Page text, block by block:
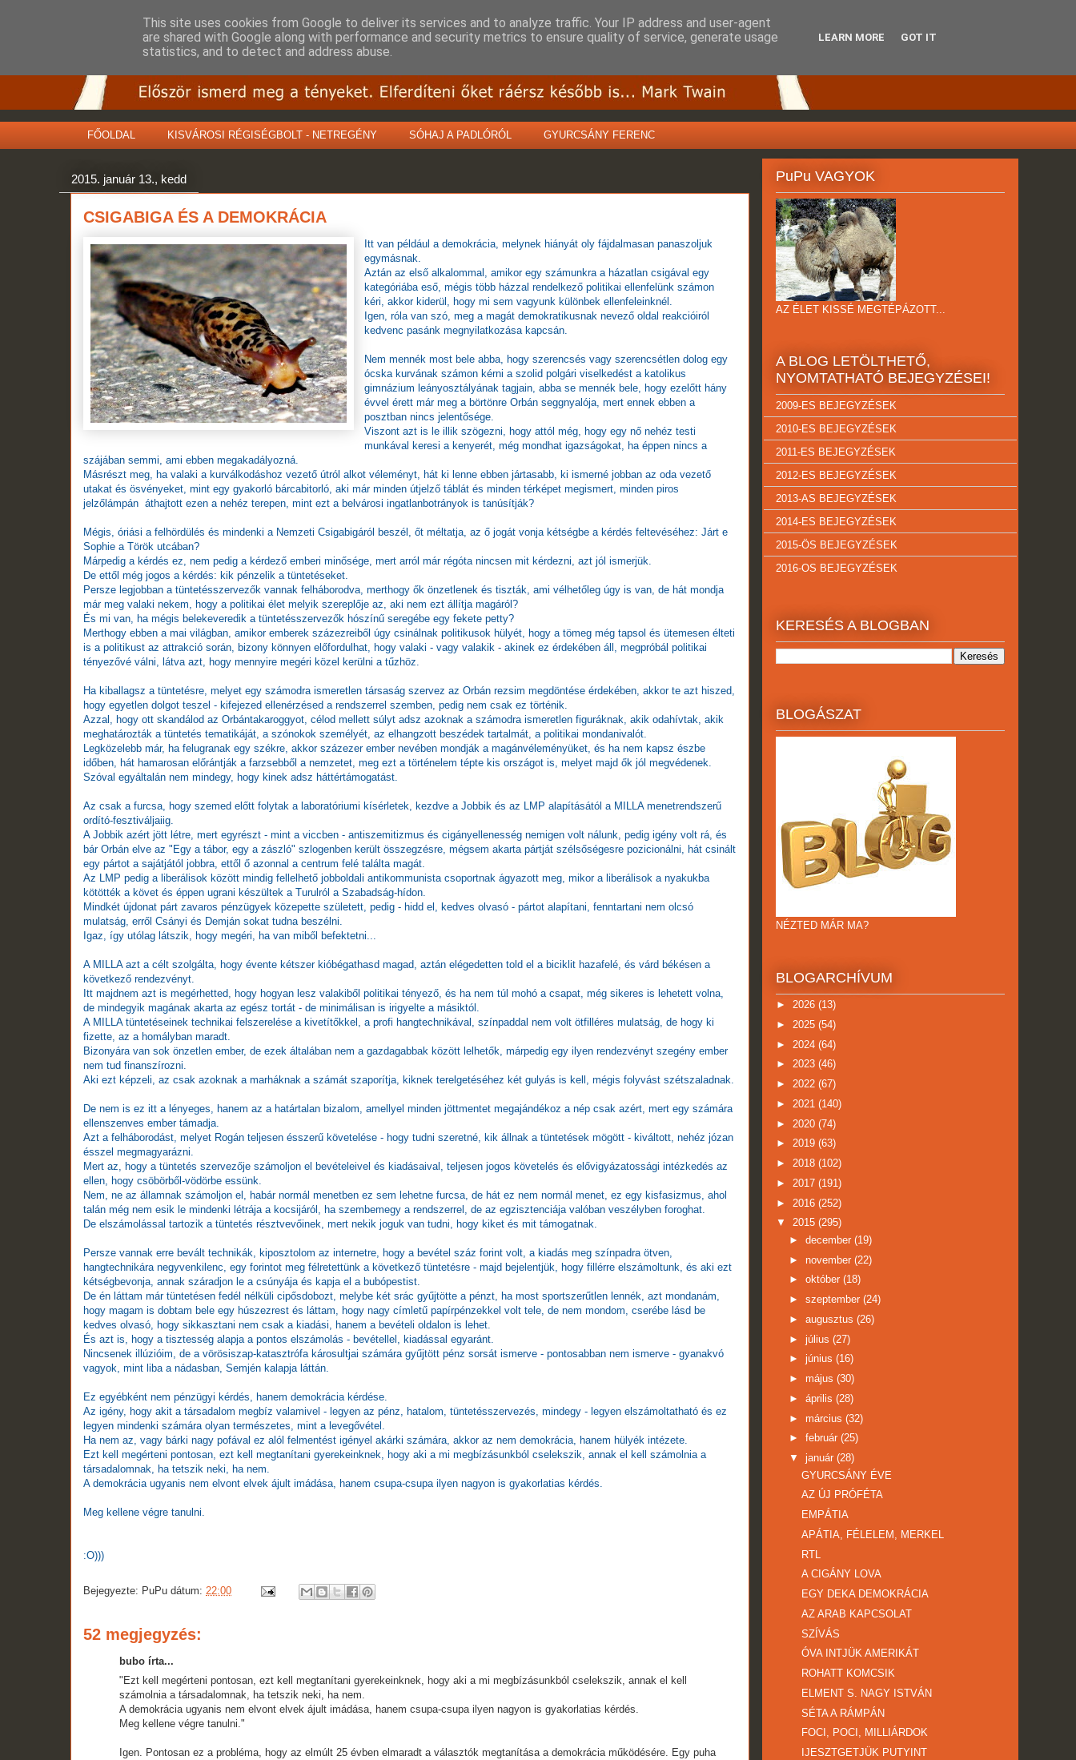
FŐOLDAL KISVÁROSI RÉGISÉGBOLT - NETREGÉNY SÓHAJ A PADLÓRÓL GYURCSÁNY FERENC
2015. január 13., kedd
CSIGABIGA ÉS A DEMOKRÁCIA
Itt van például a demokrácia, melynek hiányát oly fájdalmasan panaszoljuk
egymásnak.
Aztán az első alkalommal, amikor egy számunkra a házatlan csigával egy
kategóriába eső, mégis több házzal rendelkező politikai ellenfelünk számon
kéri, akkor kiderül, hogy mi sem vagyunk különbek ellenfeleinknél.
Igen, róla van szó, meg a magát demokratikusnak nevező oldal reakcióiról
kedvenc pasánk megnyilatkozása kapcsán.
Nem mennék most bele abba, hogy szerencsés vagy szerencsétlen dolog egy
ócska kurvának számon kérni a szolid polgári viselkedést a katolikus
gimnázium leányosztályának tagjain, abba se mennék bele, hogy ezelőtt hány
évvel érett már meg a börtönre Orbán seggnyalója, mert ennek ebben a
posztban nincs jelentősége.
Viszont azt is le illik szögezni, hogy attól még, hogy egy nő nehéz testi
munkával keresi a kenyerét, még mondhat igazságokat, ha éppen nincs a
szájában semmi, ami ebben megakadályozná.
Másrészt meg, ha valaki a kurválkodáshoz vezető útról alkot véleményt, hát ki lenne ebben jártasabb, ki ismerné jobban az oda vezető
utakat és ösvényeket, mint egy gyakorló bárcabitorló, aki már minden útjelző táblát és minden térképet megismert, minden piros
jelzőlámpán áthajtott ezen a nehéz terepen, mint ezt a belvárosi ingatlanbotrányok is tanúsítják?
Mégis, óriási a felhördülés és mindenki a Nemzeti Csigabigáról beszél, őt méltatja, az ő jogát vonja kétségbe a kérdés feltevéséhez: Járt e
Sophie a Török utcában?
Márpedig a kérdés ez, nem pedig a kérdező emberi minősége, mert arról már régóta nincsen mit kérdezni, azt jól ismerjük.
De ettől még jogos a kérdés: kik pénzelik a tüntetéseket.
Persze legjobban a tüntetésszervezők vannak felháborodva, merthogy ők önzetlenek és tiszták, ami vélhetőleg úgy is van, de hát mondja
már meg valaki nekem, hogy a politikai élet melyik szereplője az, aki nem ezt állítja magáról?
És mi van, ha mégis belekeveredik a tüntetésszervezők hószínű seregébe egy fekete petty?
Merthogy ebben a mai világban, amikor emberek százezreiből úgy csinálnak politikusok hülyét, hogy a tömeg még tapsol és ütemesen élteti
is a politikust az attrakció során, bizony könnyen előfordulhat, hogy valaki - vagy valakik - akinek ez érdekében áll, megpróbál politikai
tényezővé válni, látva azt, hogy mennyire megéri közel kerülni a tűzhöz.
Ha kiballagsz a tüntetésre, melyet egy számodra ismeretlen társaság szervez az Orbán rezsim megdöntése érdekében, akkor te azt hiszed,
hogy egyetlen dolgot teszel - kifejezed ellenérzésed a rendszerrel szemben, pedig nem csak ez történik.
Azzal, hogy ott skandálod az Orbántakaroggyot, célod mellett súlyt adsz azoknak a számodra ismeretlen figuráknak, akik odahívtak, akik
meghatározták a tüntetés tematikáját, a szónokok személyét, az elhangzott beszédek tartalmát, a politikai mondanivalót.
Legközelebb már, ha felugranak egy székre, akkor százezer ember nevében mondják a magánvéleményüket, és ha nem kapsz észbe
időben, hát hamarosan előrántják a farzsebből a nemzetet, meg ezt a történelem tépte kis országot is, melyet majd ők jól megvédenek.
Szóval egyáltalán nem mindegy, hogy kinek adsz háttértámogatást.
Az csak a furcsa, hogy szemed előtt folytak a laboratóriumi kísérletek, kezdve a Jobbik és az LMP alapításától a MILLA menetrendszerű
ordító-fesztiváljaiig.
A Jobbik azért jött létre, mert egyrészt - mint a viccben - antiszemitizmus és cigányellenesség nemigen volt nálunk, pedig igény volt rá, és
bár Orbán elve az "Egy a tábor, egy a zászló" szlogenben került összegzésre, mégsem akarta pártját szélsőségesre pozicionálni, hát csinált
egy pártot a sajátjától jobbra, ettől ő azonnal a centrum felé találta magát.
Az LMP pedig a liberálisok között mindig fellelhető jobboldali antikommunista csoportnak ágyazott meg, mikor a liberálisok a nyakukba
kötötték a követ és éppen ugrani készültek a Turulról a Szabadság-hídon.
Mindkét újdonat párt zavaros pénzügyek közepette született, pedig - hidd el, kedves olvasó - pártot alapítani, fenntartani nem olcsó
mulatság, erről Csányi és Demján sokat tudna beszélni.
Igaz, így utólag látszik, hogy megéri, ha van miből befektetni...
A MILLA azt a célt szolgálta, hogy évente kétszer kióbégathasd magad, aztán elégedetten told el a biciklit hazafelé, és várd békésen a
következő rendezvényt.
Itt majdnem azt is megérhetted, hogy hogyan lesz valakiből politikai tényező, és ha nem túl mohó a csapat, még sikeres is lehetett volna,
de mindegyik magának akarta az egész tortát - de minimálisan is irigyelte a másiktól.
A MILLA tüntetéseinek technikai felszerelése a kivetítőkkel, a profi hangtechnikával, színpaddal nem volt ötfilléres mulatság, de hogy ki
fizette, az a homályban maradt.
Bizonyára van sok önzetlen ember, de ezek általában nem a gazdagabbak között lelhetők, márpedig egy ilyen rendezvényt szegény ember
nem tud finanszírozni.
Aki ezt képzeli, az csak azoknak a marháknak a számát szaporítja, kiknek terelgetéséhez két gulyás is kell, mégis folyvást szétszaladnak.
De nem is ez itt a lényeges, hanem az a határtalan bizalom, amellyel minden jöttmentet megajándékoz a nép csak azért, mert egy számára
ellenszenves ember támadja.
Azt a felháborodást, melyet Rogán teljesen ésszerű követelése - hogy tudni szeretné, kik állnak a tüntetések mögött - kiváltott, nehéz józan
ésszel megmagyarázni.
Mert az, hogy a tüntetés szervezője számoljon el bevételeivel és kiadásaival, teljesen jogos követelés és elővigyázatossági intézkedés az
ellen, hogy csöbörből-vödörbe essünk.
Nem, ne az államnak számoljon el, habár normál menetben ez sem lehetne furcsa, de hát ez nem normál menet, ez egy kisfasizmus, ahol
talán még nem esik le mindenki létrája a kocsijáról, ha szembemegy a rendszerrel, de az egzisztenciája valóban veszélyben foroghat.
De elszámolással tartozik a tüntetés résztvevőinek, mert nekik joguk van tudni, hogy kiket és mit támogatnak.
Persze vannak erre bevált technikák, kiposztolom az internetre, hogy a bevétel száz forint volt, a kiadás meg színpadra ötven,
hangtechnikára negyvenkilenc, egy forintot meg félretettünk a következő tüntetésre - majd bejelentjük, hogy fillérre elszámoltunk, és aki ezt
kétségbevonja, annak száradjon le a csúnyája és kapja el a bubópestist.
De én láttam már tüntetésen fedél nélküli cipősdobozt, melybe két srác gyűjtötte a pénzt, ha most sportszerűtlen lennék, azt mondanám,
hogy magam is dobtam bele egy húszezrest és láttam, hogy nagy címletű papírpénzekkel volt tele, de nem mondom, cserébe lásd be
kedves olvasó, hogy sikkasztani nem csak a kiadási, hanem a bevételi oldalon is lehet.
És azt is, hogy a tisztesség alapja a pontos elszámolás - bevétellel, kiadással egyaránt.
Nincsenek illúzióim, de a vörösiszap-katasztrófa károsultjai számára gyűjtött pénz sorsát ismerve - pontosabban nem ismerve - gyanakvó
vagyok, mint liba a nádasban, Semjén kalapja láttán.
Ez egyébként nem pénzügyi kérdés, hanem demokrácia kérdése.
Az igény, hogy akit a társadalom megbíz valamivel - legyen az pénz, hatalom, tüntetésszervezés, mindegy - legyen elszámoltatható és ez
legyen mindenki számára olyan természetes, mint a levegővétel.
Ha nem az, vagy bárki nagy pofával ez alól felmentést igényel akárki számára, akkor az nem demokrácia, hanem hülyék intézete.
Ezt kell megérteni pontosan, ezt kell megtanítani gyerekeinknek, hogy aki a mi megbízásunkból cselekszik, annak el kell számolnia a
társadalomnak, ha tetszik neki, ha nem.
A demokrácia ugyanis nem elvont elvek ájult imádása, hanem csupa-csupa ilyen nagyon is gyakorlatias kérdés.
Meg kellene végre tanulni.
:O)))
Bejegyezte: PuPu dátum: 22:00
52 megjegyzés:
bubo írta...
"Ezt kell megérteni pontosan, ezt kell megtanítani gyerekeinknek, hogy aki a mi megbízásunkból cselekszik, annak el kell
számolnia a társadalomnak, ha tetszik neki, ha nem.
A demokrácia ugyanis nem elvont elvek ájult imádása, hanem csupa-csupa ilyen nagyon is gyakorlatias kérdés.
Meg kellene végre tanulni."
Igen. Pontosan ez a probléma, hogy az elmúlt 25 évben elmaradt a választók megtanítása a demokrácia működésére. Egy puha
PuPu VAGYOK
AZ ÉLET KISSÉ MEGTÉPÁZOTT...
A BLOG LETÖLTHETŐ,
NYOMTATHATÓ BEJEGYZÉSEI!
2009-ES BEJEGYZÉSEK
2010-ES BEJEGYZÉSEK
2011-ES BEJEGYZÉSEK
2012-ES BEJEGYZÉSEK
2013-AS BEJEGYZÉSEK
2014-ES BEJEGYZÉSEK
2015-ÖS BEJEGYZÉSEK
2016-OS BEJEGYZÉSEK
KERESÉS A BLOGBAN
BLOGÁSZAT
NÉZTED MÁR MA?
BLOGARCHÍVUM
► 2026 (13)
► 2025 (54)
► 2024 (64)
► 2023 (46)
► 2022 (67)
► 2021 (140)
► 2020 (74)
► 2019 (63)
► 2018 (102)
► 2017 (191)
► 2016 (252)
▼ 2015 (295)
► december (19)
► november (22)
► október (18)
► szeptember (24)
► augusztus (26)
► július (27)
► június (16)
► május (30)
► április (28)
► március (32)
► február (25)
▼ január (28)
GYURCSÁNY ÉVE
AZ ÚJ PRÓFÉTA
EMPÁTIA
APÁTIA, FÉLELEM, MERKEL
RTL
A CIGÁNY LOVA
EGY DEKA DEMOKRÁCIA
AZ ARAB KAPCSOLAT
SZÍVÁS
ÓVA INTJÜK AMERIKÁT
ROHATT KOMCSIK
ELMENT S. NAGY ISTVÁN
SÉTA A RÁMPÁN
FOCI, POCI, MILLIÁRDOK
IJESZTGETJÜK PUTYINT
This site uses cookies from Google to deliver its services and to analyze traffic. Your IP address and user-agent
are shared with Google along with performance and security metrics to ensure quality of service, generate usage
statistics, and to detect and address abuse.
LEARN MORE GOT IT